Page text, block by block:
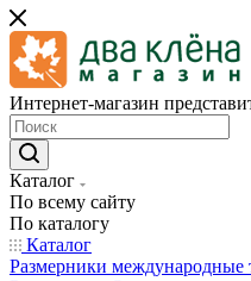
Интернет-магазин
Каталог
По всему сайту
По каталогу
Каталог
Размерники международные